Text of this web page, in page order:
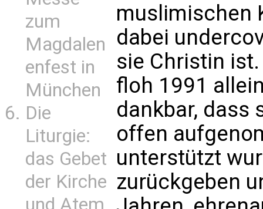
zum
Magdalen
enfest in
München
Die
Liturgie:
das Gebet
der Kirche
und Atem
muslimischen
dabei
sie Christin
floh 1991
dankbar, dass
offen
unterstützt
zurückgeben